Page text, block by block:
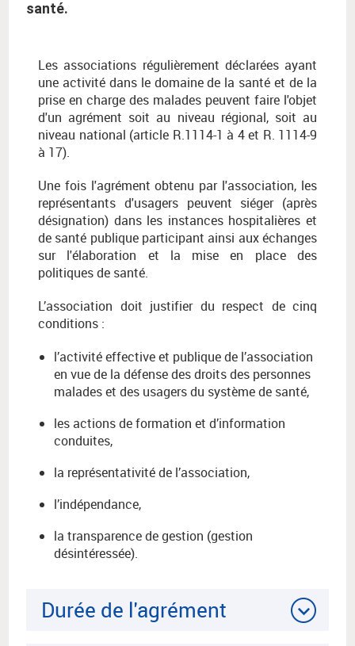
santé.
Les associations régulièrement déclarées ayant
une activité dans le domaine de la santé et de la
prise en charge des malades peuvent faire l'objet
d'un agrément soit au niveau régional, soit au
niveau national (article R.1114-1 à 4 et R. 1114-9
à 17).
Une fois l'agrément obtenu par l'association, les
représentants d'usagers peuvent siéger (après
désignation) dans les instances hospitalières et
de santé publique participant ainsi aux échanges
sur l'élaboration et la mise en place des
politiques de santé.
L’association doit justifier du respect de cinq
conditions :
l’activité effective et publique de l’association
en vue de la défense des droits des personnes
malades et des usagers du système de santé,
les actions de formation et d’information
conduites,
la représentativité de l’association,
l’indépendance,
la transparence de gestion (gestion
désintéressée).
Durée de l'agrément